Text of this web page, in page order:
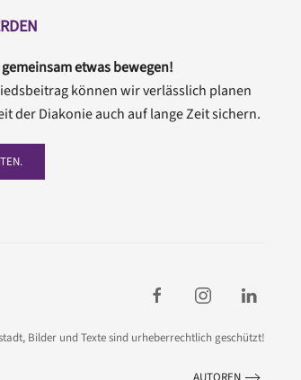
etwas bewegen!
können wir verlässlich planen
der Diakonie auch auf lange Zeit sichern.
Bilder und Texte sind urheberrechtlich geschützt!